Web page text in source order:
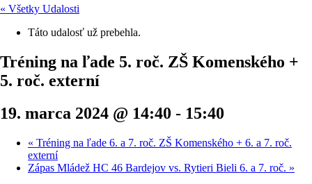
« Všetky Udalosti
Táto udalosť už prebehla.
Tréning na ľade 5. roč. ZŠ Komenského +
5. roč. externí
19. marca 2024 @ 14:40 - 15:40
« Tréning na ľade 6. a 7. roč. ZŠ Komenského + 6. a 7. roč.
externí
Zápas Mládež HC 46 Bardejov vs. Rytieri Bieli 6. a 7. roč. »